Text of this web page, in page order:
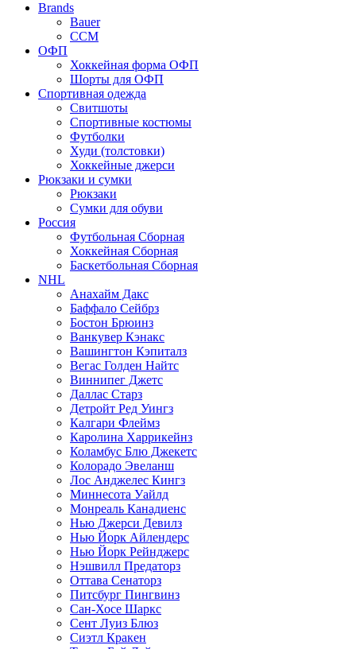
Brands
Bauer
CCM
ОФП
Хоккейная форма ОФП
Шорты для ОФП
Спортивная одежда
Свитшоты
Спортивные костюмы
Футболки
Худи (толстовки)
Хоккейные джерси
Рюкзаки и сумки
Рюкзаки
Сумки для обуви
Россия
Футбольная Сборная
Хоккейная Сборная
Баскетбольная Сборная
NHL
Анахайм Дакс
Баффало Сейбрз
Бостон Брюинз
Ванкувер Кэнакс
Вашингтон Кэпиталз
Вегас Голден Найтс
Виннипег Джетс
Даллас Старз
Детройт Ред Уингз
Калгари Флеймз
Каролина Харрикейнз
Коламбус Блю Джекетс
Колорадо Эвеланш
Лос Анджелес Кингз
Миннесота Уайлд
Монреаль Канадиенс
Нью Джерси Девилз
Нью Йорк Айлендерс
Нью Йорк Рейнджерс
Нэшвилл Предаторз
Оттава Сенаторз
Питсбург Пингвинз
Сан-Хосе Шаркс
Сент Луиз Блюз
Сиэтл Кракен